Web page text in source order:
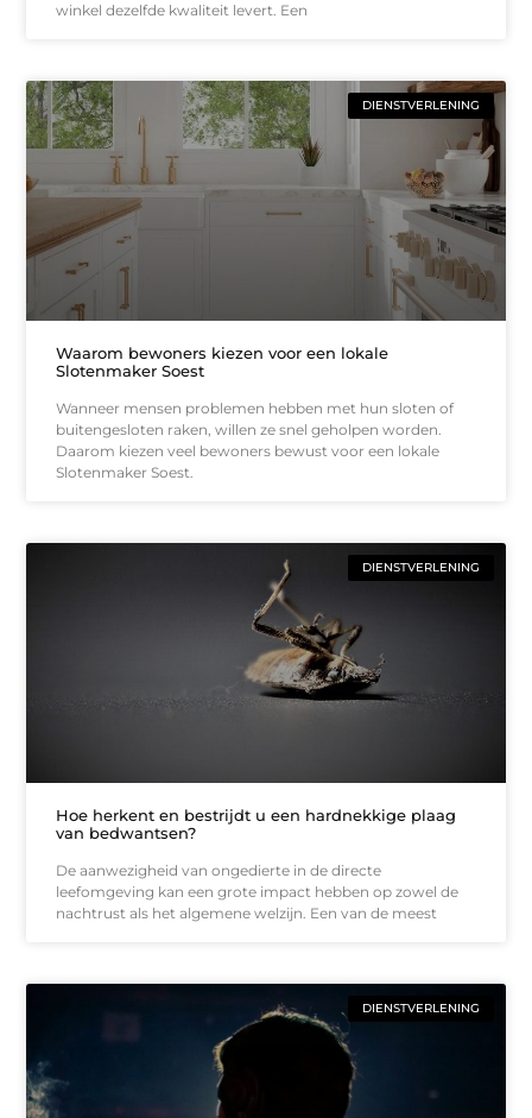
winkel dezelfde kwaliteit levert. Een
DIENSTVERLENING
Waarom bewoners kiezen voor een lokale
Slotenmaker Soest
Wanneer mensen problemen hebben met hun sloten of
buitengesloten raken, willen ze snel geholpen worden.
Daarom kiezen veel bewoners bewust voor een lokale
Slotenmaker Soest.
DIENSTVERLENING
Hoe herkent en bestrijdt u een hardnekkige plaag
van bedwantsen?
De aanwezigheid van ongedierte in de directe
leefomgeving kan een grote impact hebben op zowel de
nachtrust als het algemene welzijn. Een van de meest
DIENSTVERLENING